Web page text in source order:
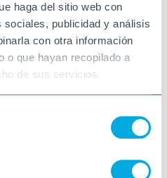
haga del sitio web con
publicidad y análisis
con otra información
o que hayan recopilado a
de sus servicios.